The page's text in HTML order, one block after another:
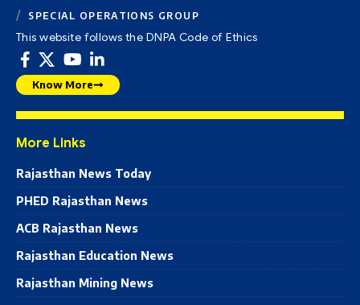
SPECIAL OPERATIONS GROUP
This website follows the DNPA Code of Ethics
Know More
More Links
Rajasthan News Today
PHED Rajasthan News
ACB Rajasthan News
Rajasthan Education News
Rajasthan Mining News